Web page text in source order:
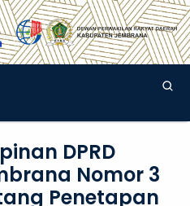
DPRD
Nomor 3
Penetapan